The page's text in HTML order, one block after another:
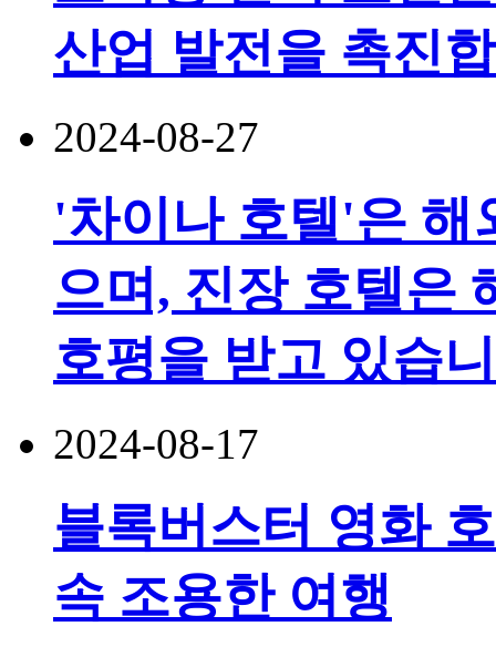
산업 발전을 촉진
2024-08-27
'차이나 호텔'은 해
으며, 진장 호텔은
호평을 받고 있습
2024-08-17
블록버스터 영화
속 조용한 여행